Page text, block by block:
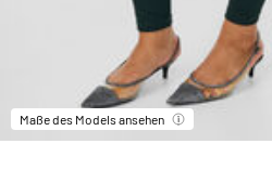
Maße des Models ansehen